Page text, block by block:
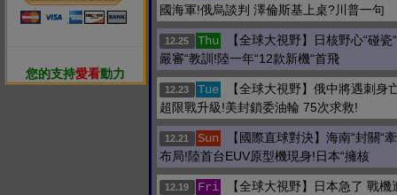
您的支持愛看動力
國海軍!俄烏談判 澤倫斯基上桌?川普一句
12.25 Thu
【全球大視野】日核野心“碰瓷
嚴審“教訓!陸一年“12款新機“首飛
12.23 Tue
【全球大視野】俄中將遇刺身
超限戰升級!美封鎖委油輪 75次求救!
12.21 Sun
【國際直球對決】海南“封關“
布局!陸首台EUV原型機現身!日本“擁核
12.19 Fri
【全球大視野】日本急了 戰機